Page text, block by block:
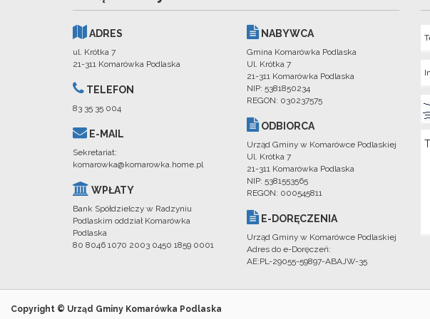
ADRES
ul. Krótka 7
21-311 Komarówka Podlaska
TELEFON
83 35 35 004
E-MAIL
Sekretariat:
komarowka@komarowka.home.pl
WPŁATY
Bank Spółdzielczy w Radzyniu
Podlaskim oddział Komarówka
Podlaska
80 8046 1070 2003 0450 1859 0001
NABYWCA
Gmina Komarówka Podlaska
Ul. Krótka 7
21-311 Komarówka Podlaska
NIP: 5381850234
REGON: 030237575
ODBIORCA
Urząd Gminy w Komarówce Podlaskiej
Ul. Krótka 7
21-311 Komarówka Podlaska
NIP: 5381553565
REGON: 000545811
E-DORĘCZENIA
Urząd Gminy w Komarówce Podlaskiej
Adres do e-Doręczeń:
AE:PL-29055-59897-ABAJW-35
Copyright © Urząd Gminy Komarówka Podlaska